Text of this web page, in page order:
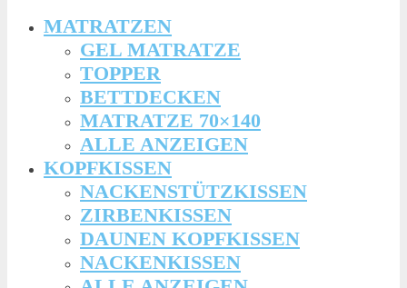
MATRATZEN
GEL MATRATZE
TOPPER
BETTDECKEN
MATRATZE 70×140
ALLE ANZEIGEN
KOPFKISSEN
NACKENSTÜTZKISSEN
ZIRBENKISSEN
DAUNEN KOPFKISSEN
NACKENKISSEN